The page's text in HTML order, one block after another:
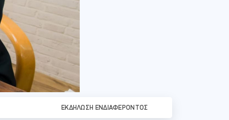
ΕΚΔΉΛΩΣΗ ΕΝΔΙΑΦΈΡΟΝΤΟΣ